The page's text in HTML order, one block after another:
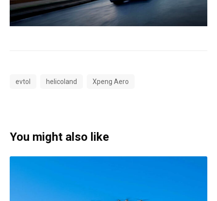
evtol helicoland Xpeng Aero
You might also like